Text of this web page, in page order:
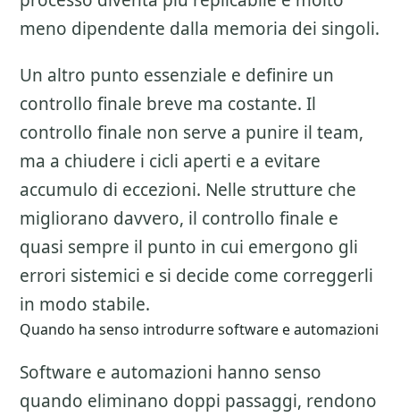
meno dipendente dalla memoria dei singoli.
Un altro punto essenziale e definire un
controllo finale breve ma costante. Il
controllo finale non serve a punire il team,
ma a chiudere i cicli aperti e a evitare
accumulo di eccezioni. Nelle strutture che
migliorano davvero, il controllo finale e
quasi sempre il punto in cui emergono gli
errori sistemici e si decide come correggerli
in modo stabile.
Quando ha senso introdurre software e automazioni
Software e automazioni hanno senso
quando eliminano doppi passaggi, rendono